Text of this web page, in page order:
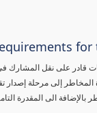
for
لمدة 3 ساعات قادر على نقل
إلى مرحلة إصدار